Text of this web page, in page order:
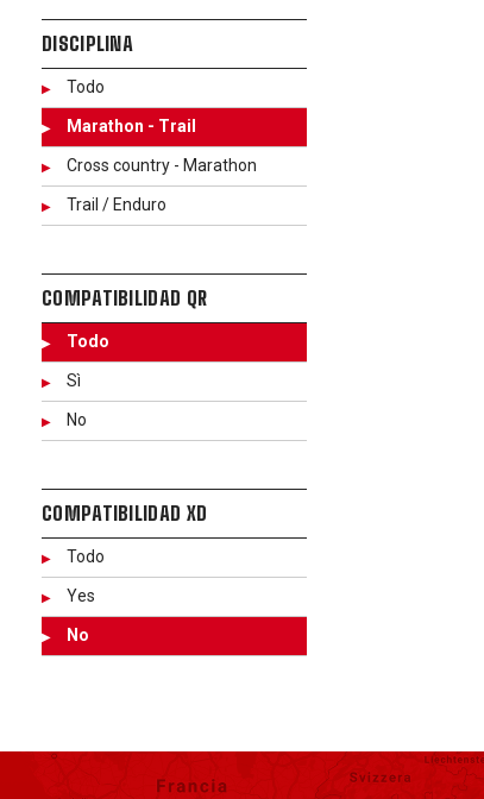
DISCIPLINA
Todo
Marathon - Trail
Cross country - Marathon
Trail / Enduro
COMPATIBILIDAD QR
Todo
Sì
No
COMPATIBILIDAD XD
Todo
Yes
No